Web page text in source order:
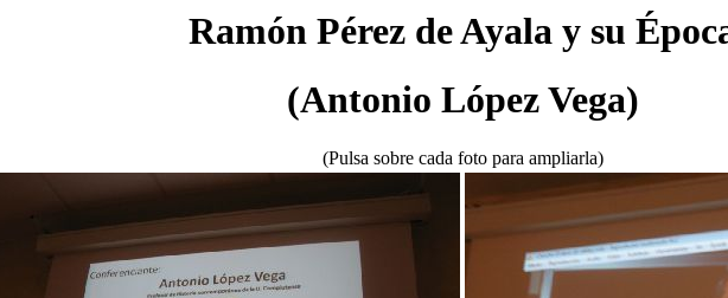
Ramón Pérez de Ayala y su
(Antonio López Vega)
(Pulsa sobre cada foto para ampliarla)